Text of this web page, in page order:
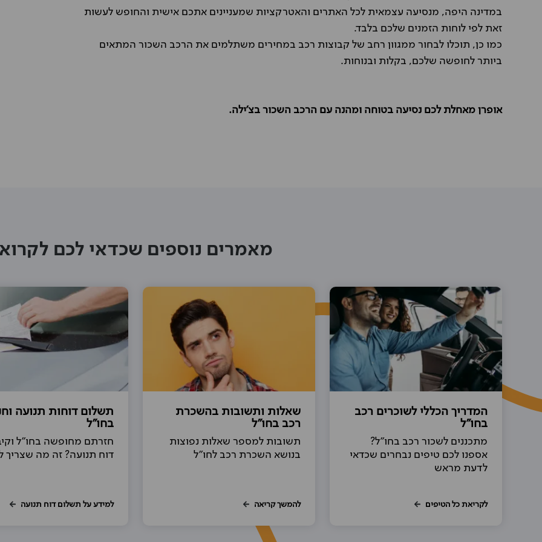
במדינה היפה, מנסיעה עצמאית לכל האתרים והאטרקציות שמעניינים אתכם אישית והחופש לעשות
זאת לפי לוחות הזמנים שלכם בלבד.
כמו כן, תוכלו לבחור ממגוון רחב של קבוצות רכב במחירים משתלמים את הרכב השכור המתאים
ביותר לחופשה שלכם, בקלות ובנוחות.
אופרן מאחלת לכם נסיעה בטוחה ומהנה עם הרכב השכור בצ'ילה.
מאמרים נוספים שכדאי לכם
המדריך הכללי לשוכרים רכב
בחו"ל
מתכננים לשכור רכב בחו"ל?
אספנו לכם טיפים נבחרים שכדאי
לדעת מראש
לקריאת כל הטיפים
שאלות ותשובות בהשכרת
רכב בחו"ל
תשובות למספר שאלות נפוצות
בנושא השכרת רכב לחו"ל
להמשך קריאה
תשלום דוחות תנועה
בחו"ל
חזרתם מחופשה בחו"ל
דוח תנועה? זה מה שצריך
למידע על תשלום דוח תנועה